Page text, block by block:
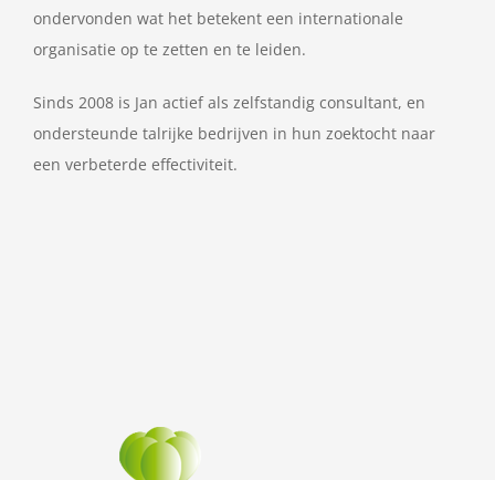
ondervonden wat het betekent een internationale
organisatie op te zetten en te leiden.
Sinds 2008 is Jan actief als zelfstandig consultant, en
ondersteunde talrijke bedrijven in hun zoektocht naar
een verbeterde effectiviteit.